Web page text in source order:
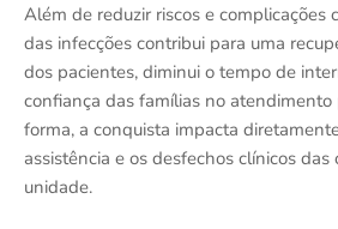
Além de reduzir riscos e complicações
das infecções contribui para uma
dos pacientes, diminui o tempo de
confiança das famílias no atendimento
forma, a conquista impacta
assistência e os desfechos clínicos
unidade.